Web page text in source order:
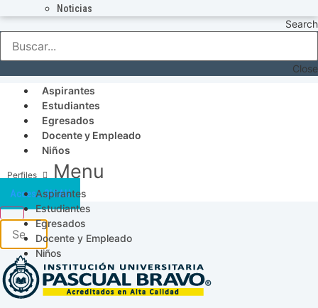
Noticias
Search
Close
Aspirantes
Estudiantes
Egresados
Docente y Empleado
Niños
Menu
Aspirantes
Estudiantes
Egresados
Docente y Empleado
Niños
Acceso SICAU